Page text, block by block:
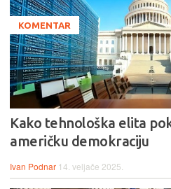
KOMENTAR
Kako tehnološka elita
američku demokraciju
Ivan Podnar 14. veljače 2025.